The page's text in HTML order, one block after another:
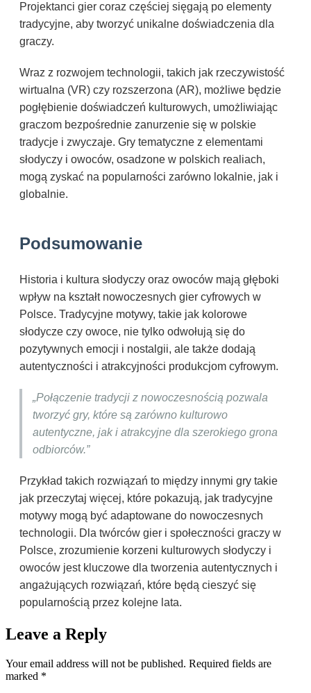
Projektanci gier coraz częściej sięgają po elementy
tradycyjne, aby tworzyć unikalne doświadczenia dla
graczy.
Wraz z rozwojem technologii, takich jak rzeczywistość
wirtualna (VR) czy rozszerzona (AR), możliwe będzie
pogłębienie doświadczeń kulturowych, umożliwiając
graczom bezpośrednie zanurzenie się w polskie
tradycje i zwyczaje. Gry tematyczne z elementami
słodyczy i owoców, osadzone w polskich realiach,
mogą zyskać na popularności zarówno lokalnie, jak i
globalnie.
Podsumowanie
Historia i kultura słodyczy oraz owoców mają głęboki
wpływ na kształt nowoczesnych gier cyfrowych w
Polsce. Tradycyjne motywy, takie jak kolorowe
słodycze czy owoce, nie tylko odwołują się do
pozytywnych emocji i nostalgii, ale także dodają
autentyczności i atrakcyjności produkcjom cyfrowym.
„Połączenie tradycji z nowoczesnością pozwala
tworzyć gry, które są zarówno kulturowo
autentyczne, jak i atrakcyjne dla szerokiego grona
odbiorców.”
Przykład takich rozwiązań to między innymi gry takie
jak przeczytaj więcej, które pokazują, jak tradycyjne
motywy mogą być adaptowane do nowoczesnych
technologii. Dla twórców gier i społeczności graczy w
Polsce, zrozumienie korzeni kulturowych słodyczy i
owoców jest kluczowe dla tworzenia autentycznych i
angażujących rozwiązań, które będą cieszyć się
popularnością przez kolejne lata.
Leave a Reply
Your email address will not be published. Required fields are
marked *